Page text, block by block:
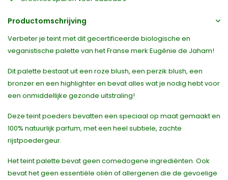
Productomschrijving
Verbeter je teint met dit gecertificeerde biologische en
veganistische palette van het Franse merk Eugénie de Jaham!
Dit palette bestaat uit een roze blush, een perzik blush, een
bronzer en een highlighter en bevat alles wat je nodig hebt voor
een onmiddellijke gezonde uitstraling!
Deze teint poeders bevatten een speciaal op maat gemaakt en
100% natuurlijk parfum, met een heel subtiele, zachte
rijstpoedergeur.
Het teint palette bevat geen comedogene ingrediënten. Ook
bevat het geen essentiële oliën of allergenen die de gevoelige